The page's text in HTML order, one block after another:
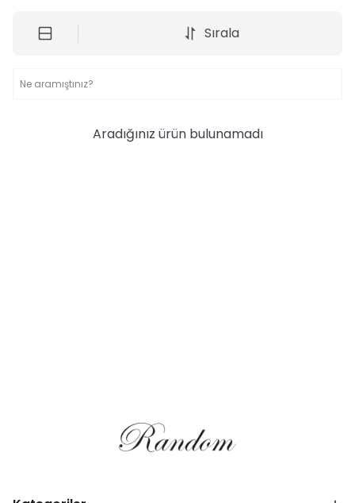
Sırala
Aradığınız ürün bulunamadı